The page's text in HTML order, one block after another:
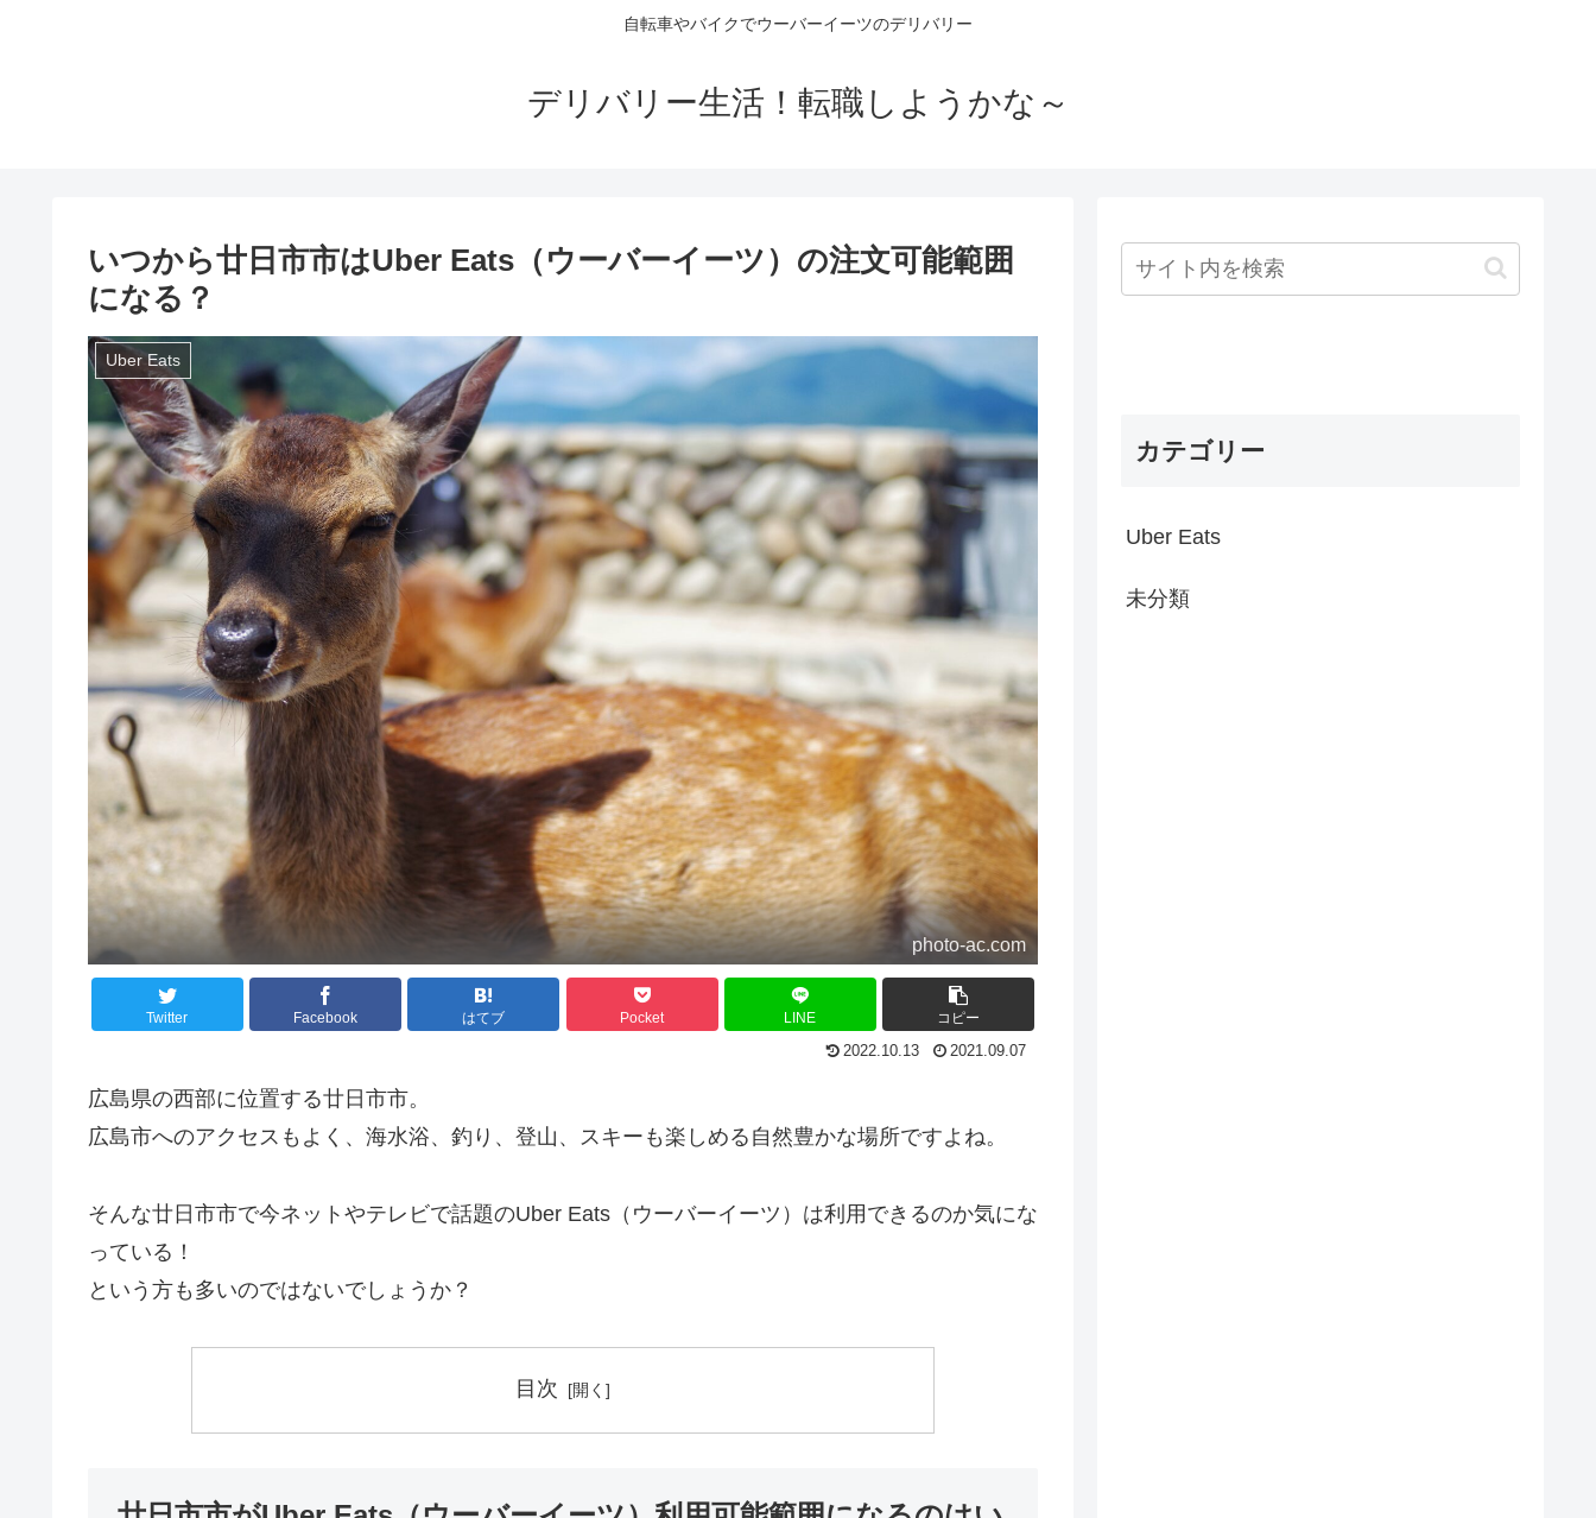
自転車やバイクでウーバーイーツのデリバリー
デリバリー生活！転職しようかな～
いつから廿日市市はUber Eats（ウーバーイーツ）の注文可能範囲
になる？
Uber Eats
photo-ac.com
Twitter Facebook はてブ Pocket LINE コピー
2022.10.13 2021.09.07
広島県の西部に位置する廿日市市。
広島市へのアクセスもよく、海水浴、釣り、登山、スキーも楽しめる自然豊かな場所ですよね。
そんな廿日市市で今ネットやテレビで話題のUber Eats（ウーバーイーツ）は利用できるのか気にな
っている！
という方も多いのではないでしょうか？
目次
カテゴリー
Uber Eats
未分類